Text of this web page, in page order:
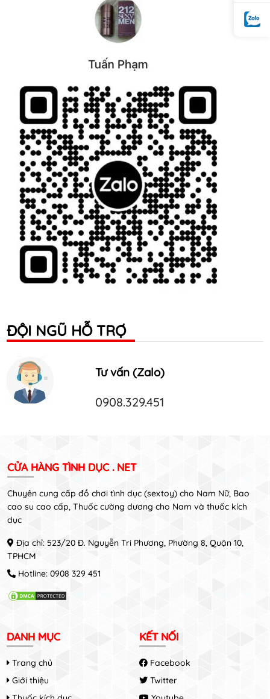
ĐỘI NGŨ HỖ TRỢ
Tư vấn (Zalo)
0908.329.451
CỬA HÀNG TÌNH DỤC . NET
Chuyên cung cấp đồ chơi tình dục (sextoy) cho Nam Nữ, Bao
cao su cao cấp, Thuốc cường dương cho Nam và thuốc kích
dục
Địa chỉ: 523/20 Đ. Nguyễn Tri Phương, Phường 8, Quận 10,
TPHCM
Hotline: 0908 329 451
DANH MỤC
Trang chủ
Giới thiệu
KẾT NỐI
Facebook
Twitter